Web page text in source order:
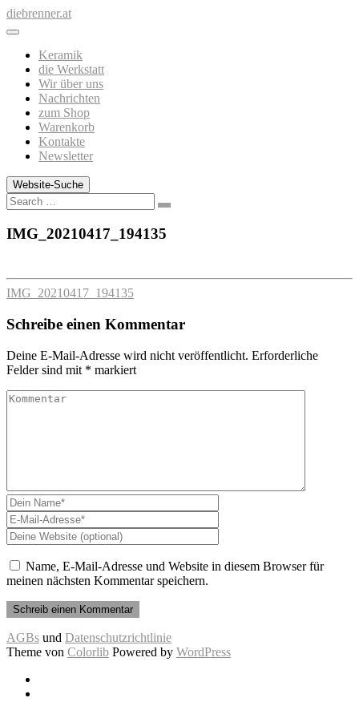
Zum
Inhalt
diebrenner.at
Keramik
die Werkstatt
Wir über uns
Nachrichten
zum Shop
Warenkorb
Kontakte
Newsletter
Website-Suche
Search
IMG_20210417_194135
IMG_20210417_194135
Schreibe einen Kommentar
Deine E-Mail-Adresse wird nicht veröffentlicht. Erforderliche
Felder sind mit * markiert
Name, E-Mail-Adresse und Website in diesem Browser für
meinen nächsten Kommentar speichern.
AGBs und Datenschutzrichtlinie
Theme von Colorlib Powered by WordPress